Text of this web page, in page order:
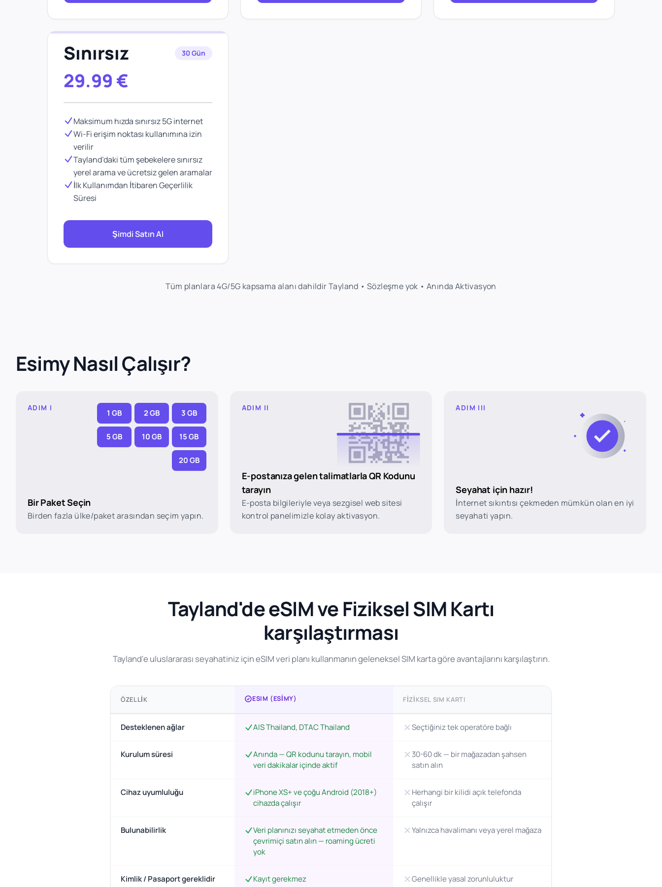
Sınırsız 30 Gün
29.99 €
Maksimum hızda sınırsız 5G internet
Wi-Fi erişim noktası kullanımına izin
verilir
Tayland’daki tüm şebekelere sınırsız
yerel arama ve ücretsiz gelen aramalar
İlk Kullanımdan İtibaren Geçerlilik
Süresi
Şimdi Satın Al
Tüm planlara 4G/5G kapsama alanı dahildir Tayland • Sözleşme yok • Anında Aktivasyon
Esimy Nasıl Çalışır?
ADIM I
1 GB 2 GB 3 GB
5 GB 10 GB 15 GB
20 GB
Bir Paket Seçin
Birden fazla ülke/paket arasından seçim yapın.
ADIM II
E-postanıza gelen talimatlarla QR Kodunu
tarayın
E-posta bilgileriyle veya sezgisel web sitesi
kontrol panelimizle kolay aktivasyon.
ADIM III
Seyahat için hazır!
İnternet sıkıntısı çekmeden mümkün olan en iyi
seyahati yapın.
Tayland'de eSIM ve Fiziksel SIM Kartı
karşılaştırması
Tayland'e uluslararası seyahatiniz için eSIM veri planı kullanmanın geleneksel SIM karta göre avantajlarını karşılaştırın.
ÖZELLIK ESIM (ESIMY) FIZIKSEL SIM KARTI
Desteklenen ağlar AIS Thailand, DTAC Thailand Seçtiğiniz tek operatöre bağlı
Kurulum süresi
Anında — QR kodunu tarayın, mobil
veri dakikalar içinde aktif
30-60 dk — bir mağazadan şahsen
satın alın
Cihaz uyumluluğu
iPhone XS+ ve çoğu Android (2018+)
cihazda çalışır
Herhangi bir kilidi açık telefonda
çalışır
Bulunabilirlik
Veri planınızı seyahat etmeden önce
çevrimiçi satın alın — roaming ücreti
yok
Yalnızca havalimanı veya yerel mağaza
Kimlik / Pasaport gereklidir Kayıt gerekmez Genellikle yasal zorunluluktur